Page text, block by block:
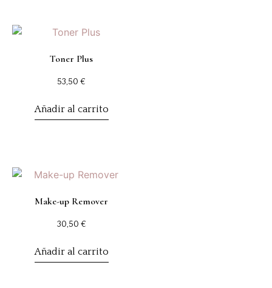
Toner Plus
53,50€
Añadir al carrito
Make-up Remover
30,50 €
Añadir al carrito